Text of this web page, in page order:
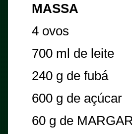
MASSA
4 ovos
700 ml de leite
240 g de fubá
600 g de açúcar
60 g de